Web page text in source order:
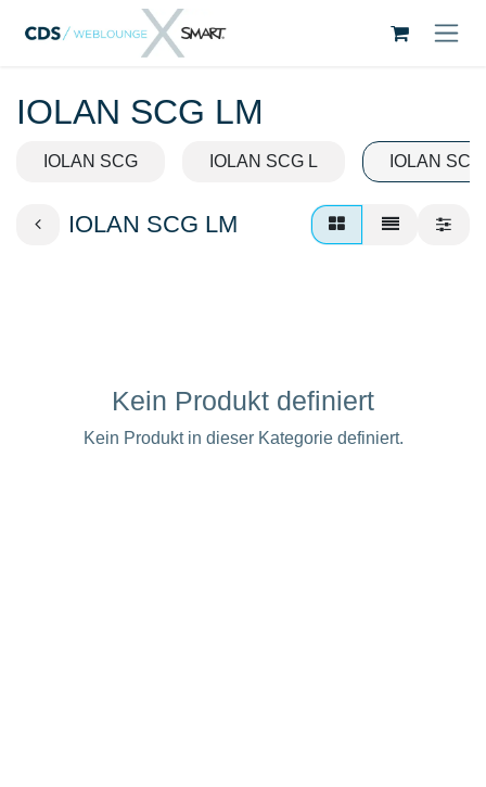
Zum Inhalt springen
IOLAN SCG LM
IOLAN SCG IOLAN SCG L IOLAN
IOLAN SCG LM
Kein Produkt definiert
Kein Produkt in dieser Kategorie definiert.